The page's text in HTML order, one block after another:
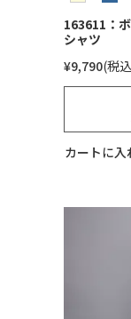
163611：
シャツ
¥9,790 税込
カートに入